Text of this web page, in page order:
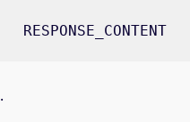
RESPONSE_CONTENT
.